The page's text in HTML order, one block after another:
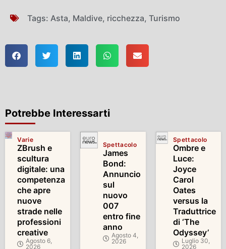
Tags: Asta, Maldive, ricchezza, Turismo
Potrebbe Interessarti
Varie
ZBrush e
scultura
digitale: una
competenza
che apre
nuove
strade nelle
professioni
creative
Agosto 6,
2026
Spettacolo
James
Bond:
Annuncio
sul
nuovo
007
entro fine
anno
Agosto 4,
2026
Spettacolo
Ombre e
Luce:
Joyce
Carol
Oates
versus la
Traduttrice
di ‘The
Odyssey’
Luglio 30,
2026